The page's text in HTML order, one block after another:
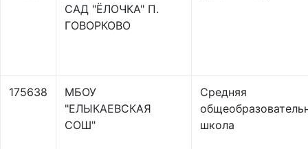
САД "ЁЛОЧКА" П.
ГОВОРКОВО
175638
МБОУ
"ЕЛЫКАЕВСКАЯ
СОШ"
Средняя
школа